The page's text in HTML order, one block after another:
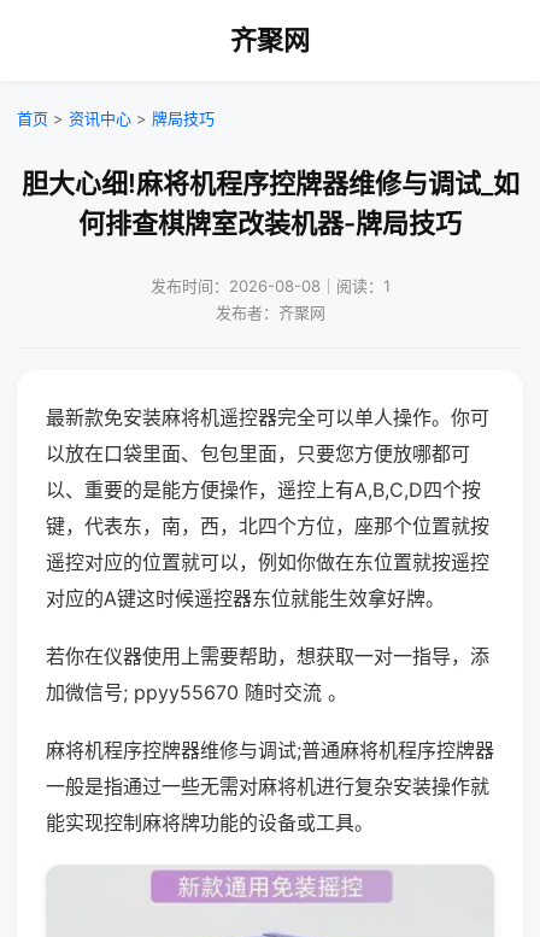
齐聚网
首页 > 资讯中心 > 牌局技巧
胆大心细!麻将机程序控牌器维修与调试_如
何排查棋牌室改装机器-牌局技巧
发布时间：2026-08-08｜阅读：1
发布者：齐聚网
最新款免安装麻将机遥控器完全可以单人操作。你可
以放在口袋里面、包包里面，只要您方便放哪都可
以、重要的是能方便操作，遥控上有A,B,C,D四个按
键，代表东，南，西，北四个方位，座那个位置就按
遥控对应的位置就可以，例如你做在东位置就按遥控
对应的A键这时候遥控器东位就能生效拿好牌。
若你在仪器使用上需要帮助，想获取一对一指导，添
加微信号; ppyy55670 随时交流 。
麻将机程序控牌器维修与调试;普通麻将机程序控牌器
一般是指通过一些无需对麻将机进行复杂安装操作就
能实现控制麻将牌功能的设备或工具。